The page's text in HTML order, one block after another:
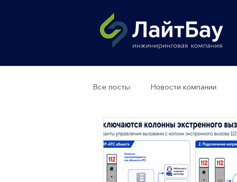
Все посты Новости компании
Колонны экстренного вызова